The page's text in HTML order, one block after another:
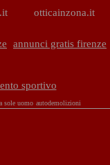
otticainzona.it
annunci gratis firenze
sportivo
sole uomo autodemolizioni